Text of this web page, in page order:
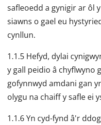
safleoedd a gynigir ar ôl
siawns o gael eu
cynllun.
1.1.5 Hefyd, dylai
y gall peidio â chyflwyno
gofynnwyd amdani gan
olygu na chaiff y safle ei
1.1.6 Yn cyd-fynd â'r